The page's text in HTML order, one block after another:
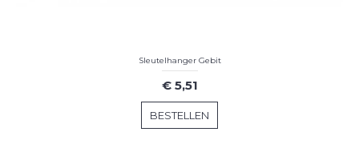
Sleutelhanger Gebit
€ 5,51
BESTELLEN